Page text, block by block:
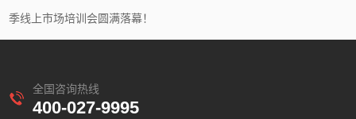
季线上市场培训会圆满落幕！
全国咨询热线
400-027-9995